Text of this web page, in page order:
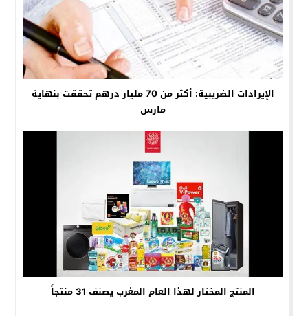
الإيرادات الضريبية: أكثر من 70 مليار درهم تحققت بنهاية
مارس
المنتج المختار لهذا العام المغرب يصنف 31 منتجاً